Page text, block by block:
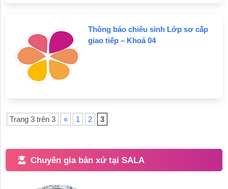
Thông báo chiêu sinh Lớp sơ cấp
giao tiếp – Khoá 04
Trang 3 trên 3 « 1 2 3
Chuyên gia bản xứ tại SALA
bạn
học
chỉ
HSK